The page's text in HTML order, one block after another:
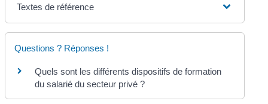
Textes de référence
Questions ? Réponses !
Quels sont les différents dispositifs de formation
du salarié du secteur privé ?